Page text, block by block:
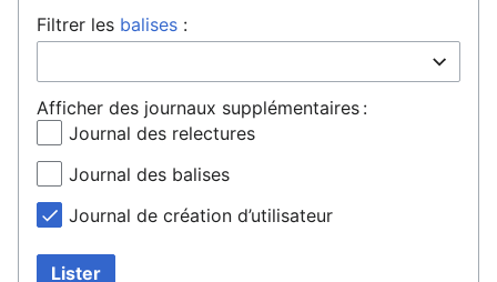
Filtrer les balises :
Afficher des journaux supplémentaires :
Journal des relectures
Journal des balises
Journal de création d’utilisateur
Lister